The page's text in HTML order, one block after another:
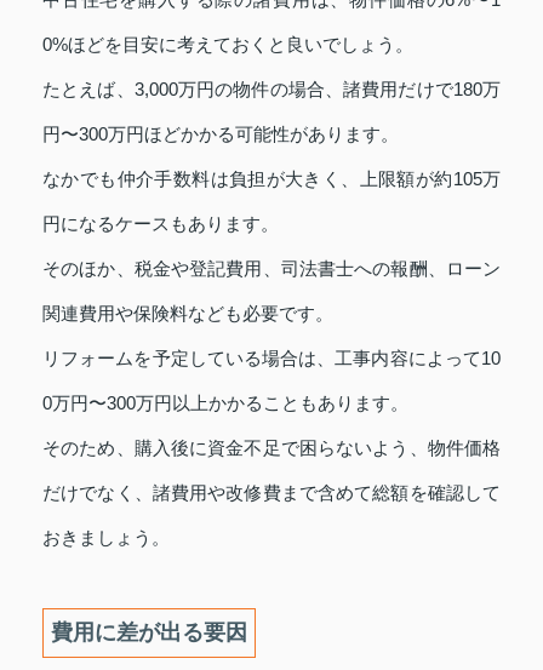
0%ほどを目安に考えておくと良いでしょう。
たとえば、3,000万円の物件の場合、諸費用だけで180万
円〜300万円ほどかかる可能性があります。
なかでも仲介手数料は負担が大きく、上限額が約105万
円になるケースもあります。
そのほか、税金や登記費用、司法書士への報酬、ローン
関連費用や保険料なども必要です。
リフォームを予定している場合は、工事内容によって10
0万円〜300万円以上かかることもあります。
そのため、購入後に資金不足で困らないよう、物件価格
だけでなく、諸費用や改修費まで含めて総額を確認して
おきましょう。
費用に差が出る要因